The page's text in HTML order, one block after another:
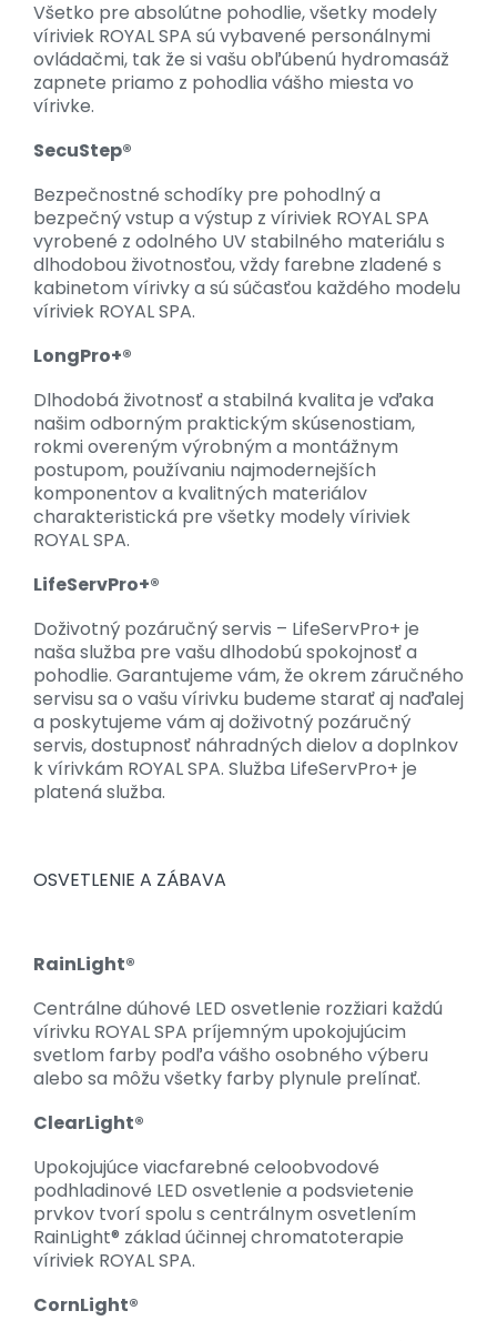
Všetko pre absolútne pohodlie, všetky modely
víriviek ROYAL SPA sú vybavené personálnymi
ovládačmi, tak že si vašu obľúbenú hydromasáž
zapnete priamo z pohodlia vášho miesta vo
vírivke.
SecuStep®
Bezpečnostné schodíky pre pohodlný a
bezpečný vstup a výstup z víriviek ROYAL SPA
vyrobené z odolného UV stabilného materiálu s
dlhodobou životnosťou, vždy farebne zladené s
kabinetom vírivky a sú súčasťou každého modelu
víriviek ROYAL SPA.
LongPro+®
Dlhodobá životnosť a stabilná kvalita je vďaka
našim odborným praktickým skúsenostiam,
rokmi overeným výrobným a montážnym
postupom, používaniu najmodernejších
komponentov a kvalitných materiálov
charakteristická pre všetky modely víriviek
ROYAL SPA.
LifeServPro+®
Doživotný pozáručný servis – LifeServPro+ je
naša služba pre vašu dlhodobú spokojnosť a
pohodlie. Garantujeme vám, že okrem záručného
servisu sa o vašu vírivku budeme starať aj naďalej
a poskytujeme vám aj doživotný pozáručný
servis, dostupnosť náhradných dielov a doplnkov
k vírivkám ROYAL SPA. Služba LifeServPro+ je
platená služba.
OSVETLENIE A ZÁBAVA
RainLight®
Centrálne dúhové LED osvetlenie rozžiari každú
vírivku ROYAL SPA príjemným upokojujúcim
svetlom farby podľa vášho osobného výberu
alebo sa môžu všetky farby plynule prelínať.
ClearLight®
Upokojujúce viacfarebné celoobvodové
podhladinové LED osvetlenie a podsvietenie
prvkov tvorí spolu s centrálnym osvetlením
RainLight® základ účinnej chromatoterapie
víriviek ROYAL SPA.
CornLight®